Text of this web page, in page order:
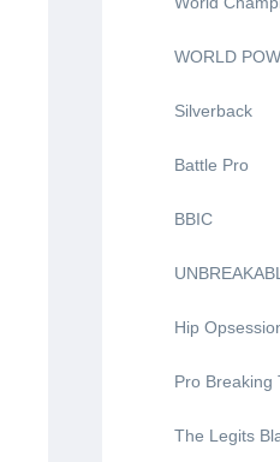
WORLD
Silverback
Battle Pro
BBIC
Hip
Pro Breaking
The Legits